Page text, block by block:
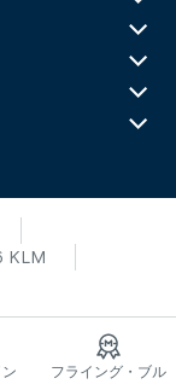
KLM
フライング・ブル